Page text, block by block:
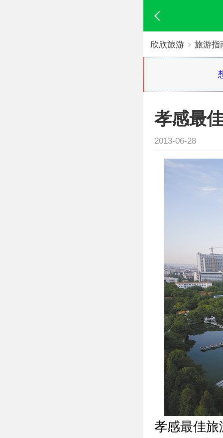
欣欣旅游 旅游指
孝感最
2013-06-28
孝感最佳旅